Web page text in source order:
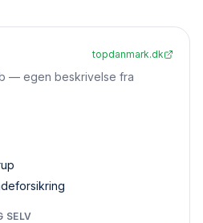
topdanmark.dk
— egen beskrivelse fra
SELV